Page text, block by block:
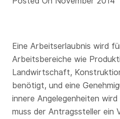
Eine Arbeitserlaubnis wird
Arbeitsbereiche wie
Landwirtschaft,
benötigt, und eine
innere Angelegenheiten
muss der Antragssteller ein